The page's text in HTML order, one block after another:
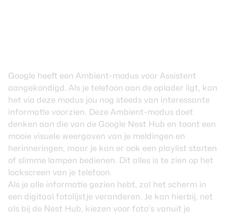
Google heeft een Ambient-modus voor Assistent
aangekondigd. Als je telefoon aan de oplader ligt, kan
het via deze modus jou nog steeds van interessante
informatie voorzien. Deze Ambient-modus doet
denken aan die van de Google Nest Hub en toont een
mooie visuele weergaven van je meldingen en
herinneringen, maar je kan er ook een playlist starten
of slimme lampen bedienen. Dit alles is te zien op het
lockscreen van je telefoon.
Als je alle informatie gezien hebt, zal het scherm in
een digitaal fotolijstje veranderen. Je kan hierbij, net
als bij de Nest Hub, kiezen voor foto’s vanuit je